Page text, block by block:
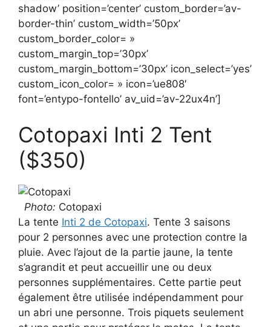
shadow’ position=’center’ custom_border=’av-
border-thin’ custom_width=’50px’
custom_border_color= »
custom_margin_top=’30px’
custom_margin_bottom=’30px’ icon_select=’yes’
custom_icon_color= » icon=’ue808′
font=’entypo-fontello’ av_uid=’av-22ux4n’]
Cotopaxi Inti 2 Tent
($350)
Photo: Cotopaxi
La tente Inti 2 de Cotopaxi. Tente 3 saisons
pour 2 personnes avec une protection contre la
pluie. Avec l’ajout de la partie jaune, la tente
s’agrandit et peut accueillir une ou deux
personnes supplémentaires. Cette partie peut
également être utilisée indépendamment pour
un abri une personne. Trois piquets seulement